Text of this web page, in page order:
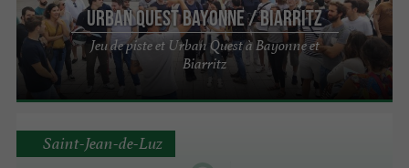
Urban Quest Bayonne / Biarritz
Jeu de piste et Urban Quest à Bayonne et
Biarritz
Saint-Jean-de-Luz